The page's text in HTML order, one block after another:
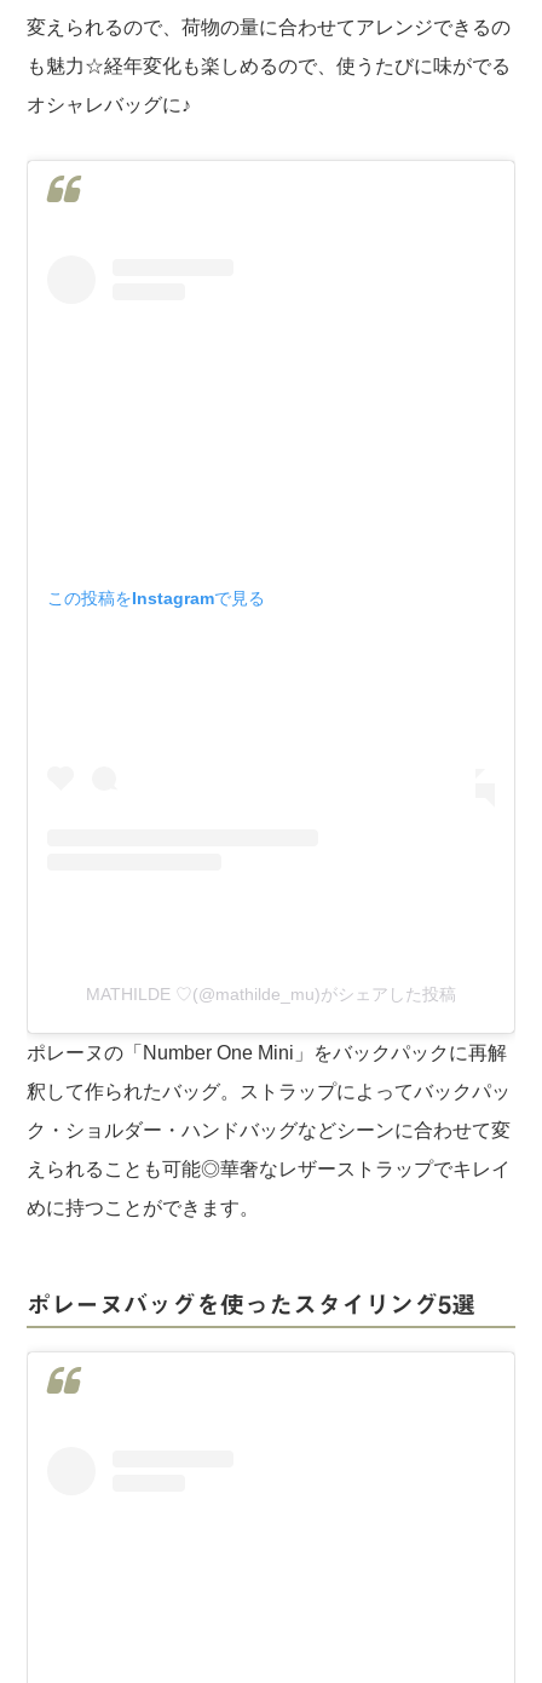
変えられるので、荷物の量に合わせてアレンジできるの
も魅力☆経年変化も楽しめるので、使うたびに味がでる
オシャレバッグに♪
この投稿をInstagramで見る
MATHILDE ♡(@mathilde_mu)がシェアした投稿
ポレーヌの「Number One Mini」をバックパックに再解
釈して作られたバッグ。ストラップによってバックパッ
ク・ショルダー・ハンドバッグなどシーンに合わせて変
えられることも可能◎華奢なレザーストラップでキレイ
めに持つことができます。
ポレーヌバッグを使ったスタイリング5選